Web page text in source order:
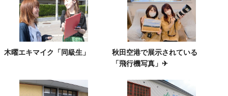
木曜エキマイク「同級生」
秋田空港で展示されている
「飛行機写真」✈